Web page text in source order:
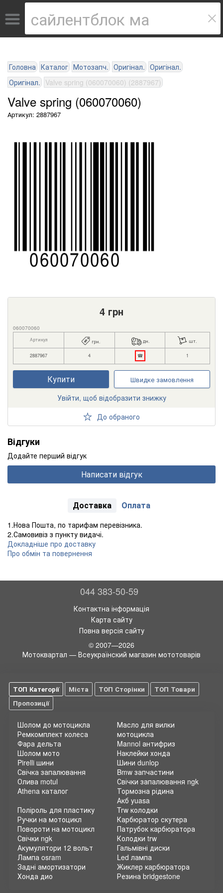
Головна Каталог Мотозапч. Оригінал. Оригінал.
Оригінал. Valve spring (060070060) (2887967)
Valve spring (060070060)
Артикул: 2887967
4 грн
060070060
Артикул грн. дн. шт.
2887967 4 ☎ 1
Купити Швидке замовлення
Увійти, щоб відобразити знижку
До обраного
Відгуки
Додайте перший відгук
Написати відгук
Доставка Оплата
1.Нова Пошта, по тарифам перевізника.
2.Самовивіз з пункту видачі.
Докладніше про доставку
Про обмін та повернення
044 383-50-59
Контактна інформація
Карта сайту
Повна версія сайту
© 2007—2026
Мотоквартал — Всеукраїнский магазин мототоварів
ТОП Категорії Міста ТОП Сторінки
ТОП Товари
Пропозиції
Шолом до мотоцикла
Ремкомплект колеса
Фара дельта
Шолом мото
Pirelli шини
Свічка запалювання
Олива motul
Athena каталог
Масло для вилки
мотоцикла
Mannol антифриз
Наклейки хонда
Шини dunlop
Bmw запчастини
Свічки запалювання ngk
Тормозна рідина
Акб yuasa
Поліроль для пластику
Ручки на мотоцикл
Повороти на мотоцикл
Свічки ngk
Акумулятори 12 вольт
Лампа osram
Задні амортизатори
Хонда дио
Trw колодки
Карбюратор скутера
Патрубок карбюратора
Колодки trw
Гальмівні диски
Led лампа
Жиклер карбюратора
Резина bridgestone